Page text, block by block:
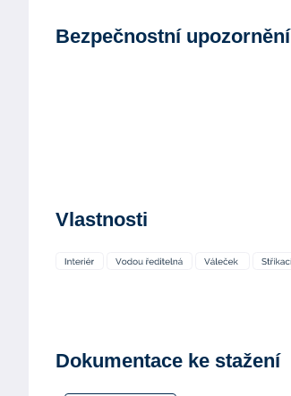
Bezpečnostní upozornění
Vlastnosti
Dokumentace ke stažení